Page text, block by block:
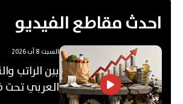
احدث مقاطع الفيديو
السبت 8 آب 2026
بين الراتب
العربي